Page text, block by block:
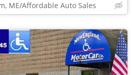
ME/Affordable Auto Sales